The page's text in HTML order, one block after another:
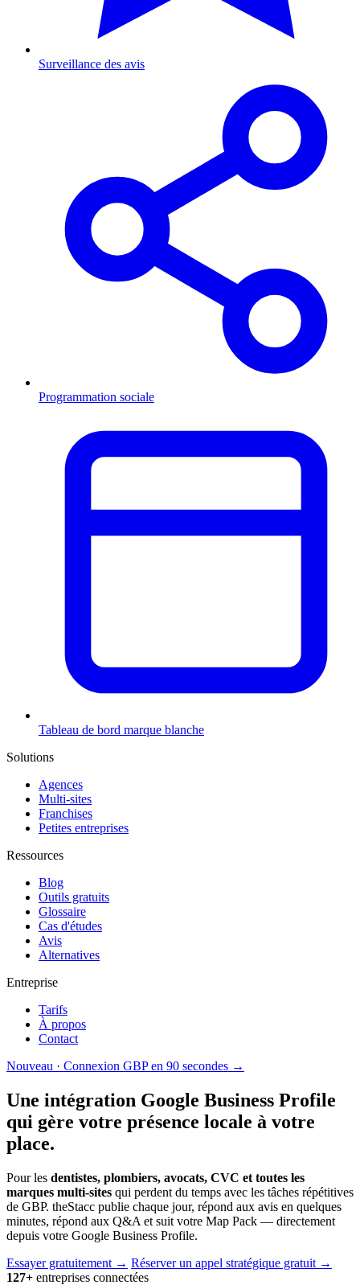
Surveillance des avis
Programmation sociale
Tableau de bord marque blanche
Solutions
Agences
Multi-sites
Franchises
Petites entreprises
Ressources
Blog
Outils gratuits
Glossaire
Cas d'études
Avis
Alternatives
Entreprise
Tarifs
À propos
Contact
Nouveau · Connexion GBP en 90 secondes →
Une intégration Google Business Profile
qui gère votre présence locale à votre
place.
Pour les dentistes, plombiers, avocats, CVC et toutes les
marques multi-sites qui perdent du temps avec les tâches répétitives
de GBP. theStacc publie chaque jour, répond aux avis en quelques
minutes, répond aux Q&A et suit votre Map Pack — directement
depuis votre Google Business Profile.
Essayer gratuitement → Réserver un appel stratégique gratuit →
127+ entreprises connectées